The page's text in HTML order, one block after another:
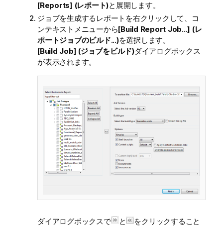
[Reports] (レポート)と展開します。
ジョブを生成するレポートを右クリックして、コ
ンテキストメニューから[Build Report Job...] (レ
ポートジョブのビルド...)を選択します。
[Build Job] (ジョブをビルド)ダイアログボックス
が表示されます。
ダイアログボックスで と
をクリックすること